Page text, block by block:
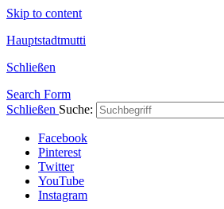
Skip to content
Hauptstadtmutti
Schließen
Search Form
Schließen Suche:
Facebook
Pinterest
Twitter
YouTube
Instagram